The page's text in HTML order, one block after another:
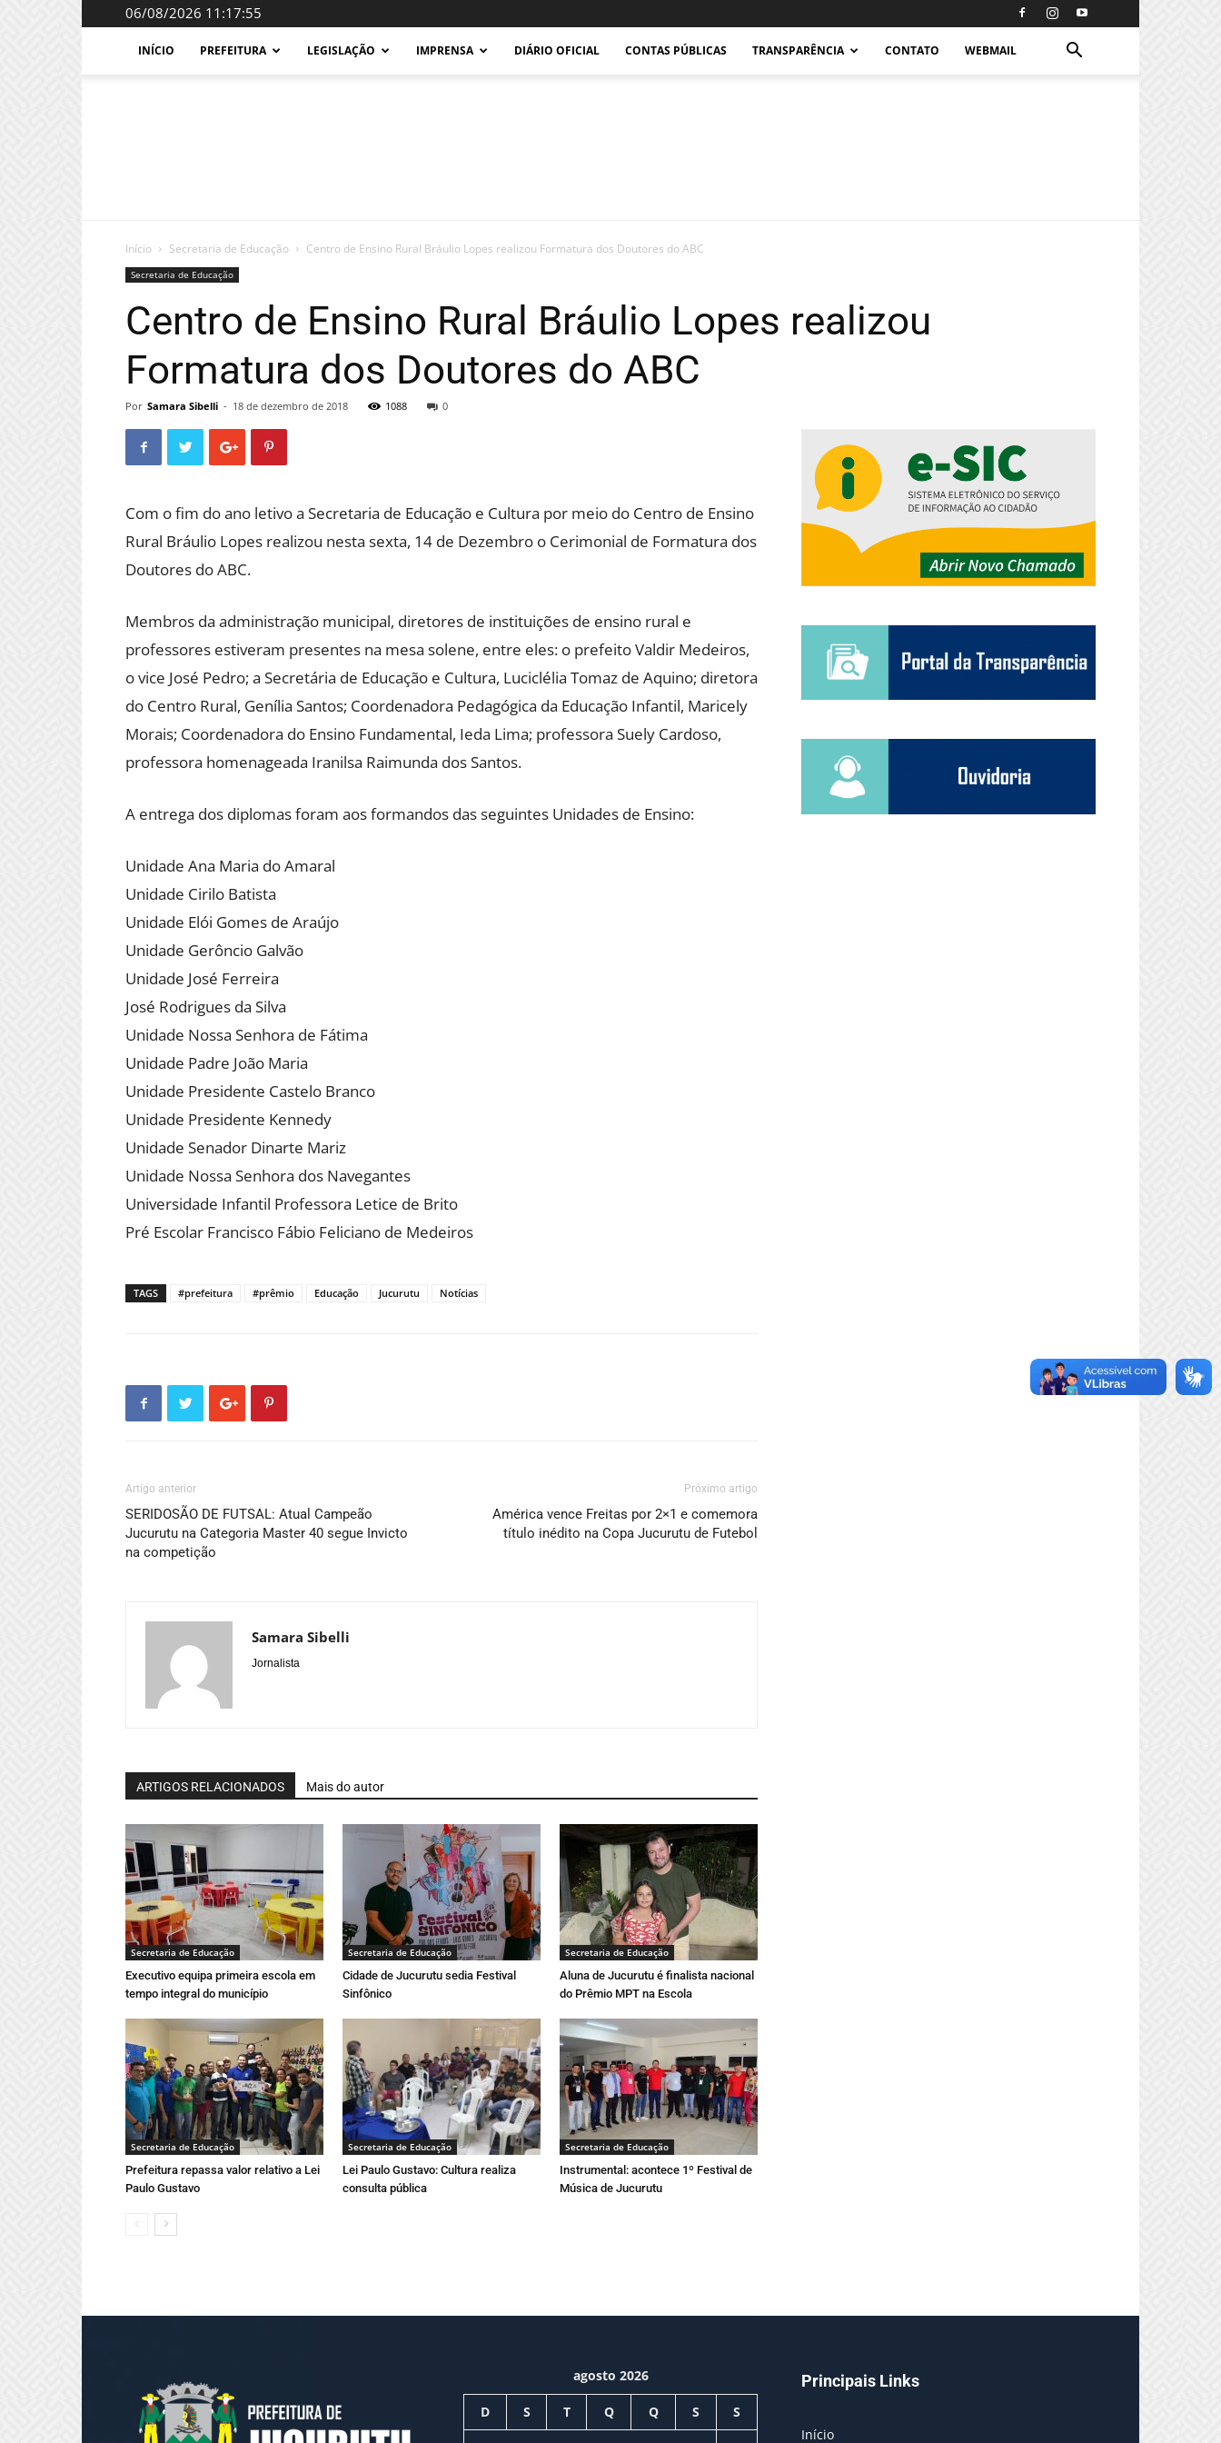
06/08/2026 11:17:55
INÍCIO PREFEITURA LEGISLAÇÃO IMPRENSA DIÁRIO OFICIAL CONTAS PÚBLICAS TRANSPARÊNCIA CONTATO WEBMAIL
Municipal
de
Jucurutu
Início Secretaria de Educação Centro de Ensino Rural Bráulio Lopes realizou Formatura dos Doutores do ABC
Secretaria de Educação
Centro de Ensino Rural Bráulio Lopes realizou
Formatura dos Doutores do ABC
Por Samara Sibelli - 18 de dezembro de 2018 1088 0
Com o fim do ano letivo a Secretaria de Educação e Cultura por meio do Centro de Ensino
Rural Bráulio Lopes realizou nesta sexta, 14 de Dezembro o Cerimonial de Formatura dos
Doutores do ABC.
Membros da administração municipal, diretores de instituições de ensino rural e
professores estiveram presentes na mesa solene, entre eles: o prefeito Valdir Medeiros,
o vice José Pedro; a Secretária de Educação e Cultura, Luciclélia Tomaz de Aquino; diretora
do Centro Rural, Genília Santos; Coordenadora Pedagógica da Educação Infantil, Maricely
Morais; Coordenadora do Ensino Fundamental, Ieda Lima; professora Suely Cardoso,
professora homenageada Iranilsa Raimunda dos Santos.
A entrega dos diplomas foram aos formandos das seguintes Unidades de Ensino:
Unidade Ana Maria do Amaral
Unidade Cirilo Batista
Unidade Elói Gomes de Araújo
Unidade Gerôncio Galvão
Unidade José Ferreira
José Rodrigues da Silva
Unidade Nossa Senhora de Fátima
Unidade Padre João Maria
Unidade Presidente Castelo Branco
Unidade Presidente Kennedy
Unidade Senador Dinarte Mariz
Unidade Nossa Senhora dos Navegantes
Universidade Infantil Professora Letice de Brito
Pré Escolar Francisco Fábio Feliciano de Medeiros
TAGS #prefeitura #prêmio Educação Jucurutu Notícias
Artigo anterior
SERIDOSÃO DE FUTSAL: Atual Campeão
Jucurutu na Categoria Master 40 segue Invicto
na competição
Próximo artigo
América vence Freitas por 2×1 e comemora
título inédito na Copa Jucurutu de Futebol
Samara Sibelli
Jornalista
ARTIGOS RELACIONADOS Mais do autor
Secretaria de Educação
Executivo equipa primeira escola em
tempo integral do município
Secretaria de Educação
Cidade de Jucurutu sedia Festival
Sinfônico
Secretaria de Educação
Aluna de Jucurutu é finalista nacional
do Prêmio MPT na Escola
Secretaria de Educação
Prefeitura repassa valor relativo a Lei
Paulo Gustavo
Secretaria de Educação
Lei Paulo Gustavo: Cultura realiza
consulta pública
Secretaria de Educação
Instrumental: acontece 1º Festival de
Música de Jucurutu
agosto 2026
D S T Q Q S S
Principais Links
Início